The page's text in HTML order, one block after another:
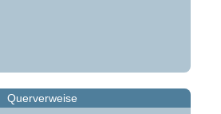
Querverweise